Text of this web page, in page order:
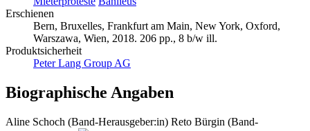
Erschienen
Bern, Bruxelles, Frankfurt am Main, New York, Oxford,
Warszawa, Wien, 2018. 206 pp., 8 b/w ill.
Produktsicherheit
Peter Lang Group AG
Biographische Angaben
Aline Schoch (Band-Herausgeber:in) Reto Bürgin (Band-